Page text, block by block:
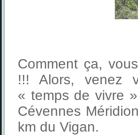
Comment ça,
!!! Alors, venez
« temps de vivre
Cévennes
km du Vigan.